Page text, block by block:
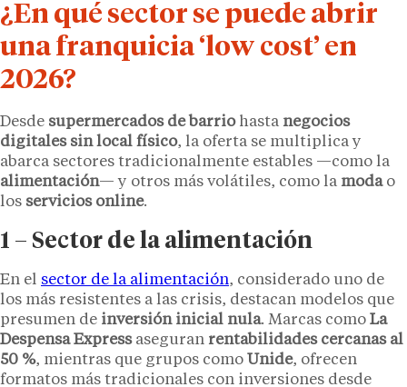
¿En qué sector se puede abrir
una franquicia ‘low cost’ en
2026?
Desde supermercados de barriohasta negocios
digitales sin local físico, la oferta se multiplica y
abarca sectores tradicionalmente estables —como la
alimentación— y otros más volátiles, como la modao
los servicios online.
1 – Sector de la alimentación
En el sector de la alimentación, considerado uno de
los más resistentes a las crisis, destacan modelos que
presumen de inversión inicial nula. Marcas como La
Despensa Expressaseguran rentabilidades cercanas al
50 %, mientras que grupos como Unide, ofrecen
formatos más tradicionales con inversiones desde